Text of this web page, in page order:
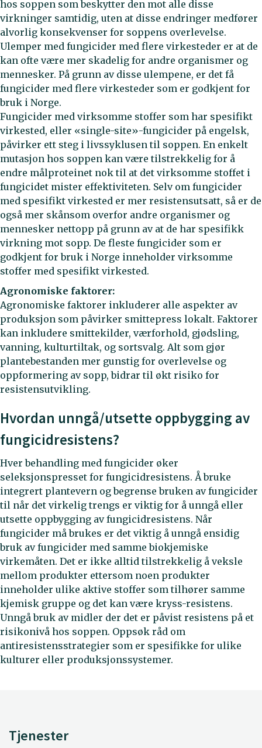
hos soppen som beskytter den mot alle disse
virkninger samtidig, uten at disse endringer medfører
alvorlig konsekvenser for soppens overlevelse.
Ulemper med fungicider med flere virkesteder er at de
kan ofte være mer skadelig for andre organismer og
mennesker. På grunn av disse ulempene, er det få
fungicider med flere virkesteder som er godkjent for
bruk i Norge.
Fungicider med virksomme stoffer som har spesifikt
virkested, eller «single-site»-fungicider på engelsk,
påvirker ett steg i livssyklusen til soppen. En enkelt
mutasjon hos soppen kan være tilstrekkelig for å
endre målproteinet nok til at det virksomme stoffet i
fungicidet mister effektiviteten. Selv om fungicider
med spesifikt virkested er mer resistensutsatt, så er de
også mer skånsom overfor andre organismer og
mennesker nettopp på grunn av at de har spesifikk
virkning mot sopp. De fleste fungicider som er
godkjent for bruk i Norge inneholder virksomme
stoffer med spesifikt virkested.
Agronomiske faktorer:
Agronomiske faktorer inkluderer alle aspekter av
produksjon som påvirker smittepress lokalt. Faktorer
kan inkludere smittekilder, værforhold, gjødsling,
vanning, kulturtiltak, og sortsvalg. Alt som gjør
plantebestanden mer gunstig for overlevelse og
oppformering av sopp, bidrar til økt risiko for
resistensutvikling.
Hvordan unngå/utsette oppbygging av
fungicidresistens?
Hver behandling med fungicider øker
seleksjonspresset for fungicidresistens. Å bruke
integrert plantevern og begrense bruken av fungicider
til når det virkelig trengs er viktig for å unngå eller
utsette oppbygging av fungicidresistens. Når
fungicider må brukes er det viktig å unngå ensidig
bruk av fungicider med samme biokjemiske
virkemåten. Det er ikke alltid tilstrekkelig å veksle
mellom produkter ettersom noen produkter
inneholder ulike aktive stoffer som tilhører samme
kjemisk gruppe og det kan være kryss-resistens.
Unngå bruk av midler der det er påvist resistens på et
risikonivå hos soppen. Oppsøk råd om
antiresistensstrategier som er spesifikke for ulike
kulturer eller produksjonssystemer.
Tjenester